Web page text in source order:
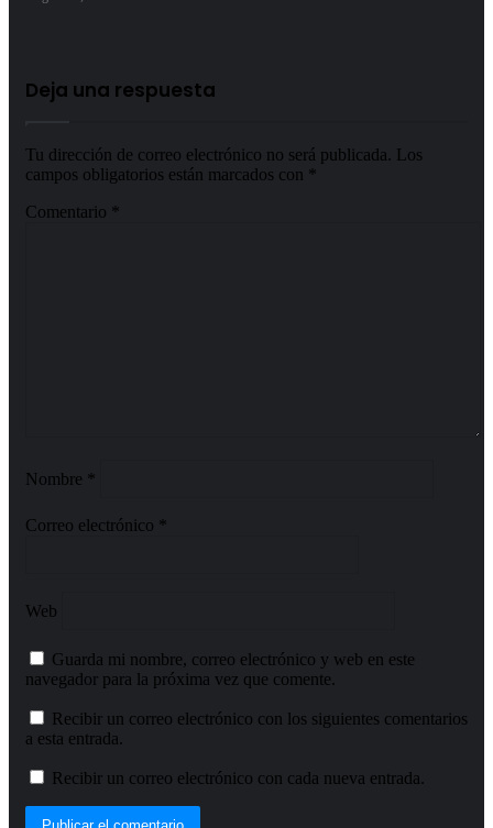
Deja una respuesta
Tu dirección de correo electrónico no será publicada. Los
campos obligatorios están marcados con *
Comentario *
Nombre *
Correo electrónico *
Web
Guarda mi nombre, correo electrónico y web en este
navegador para la próxima vez que comente.
Recibir un correo electrónico con los siguientes comentarios
a esta entrada.
Recibir un correo electrónico con cada nueva entrada.